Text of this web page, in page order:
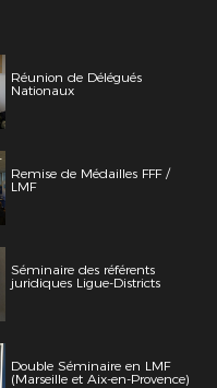
Réunion de Délégués
Nationaux
Remise de Médailles FFF /
LMF
Séminaire des référents
juridiques Ligue-Districts
Double Séminaire en LMF
(Marseille et Aix-en-Provence)